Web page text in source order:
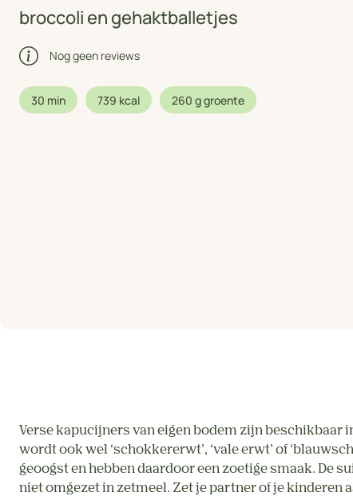
broccoli en gehaktballetjes
Nog geen reviews
30 min 739 kcal 260 g groente
Verse kapucijners van eigen bodem zijn beschikbaar
wordt ook wel ‘schokkererwt’, ‘vale erwt’ of
geoogst en hebben daardoor een zoetige smaak. De
niet omgezet in zetmeel. Zet je partner of je kinderen